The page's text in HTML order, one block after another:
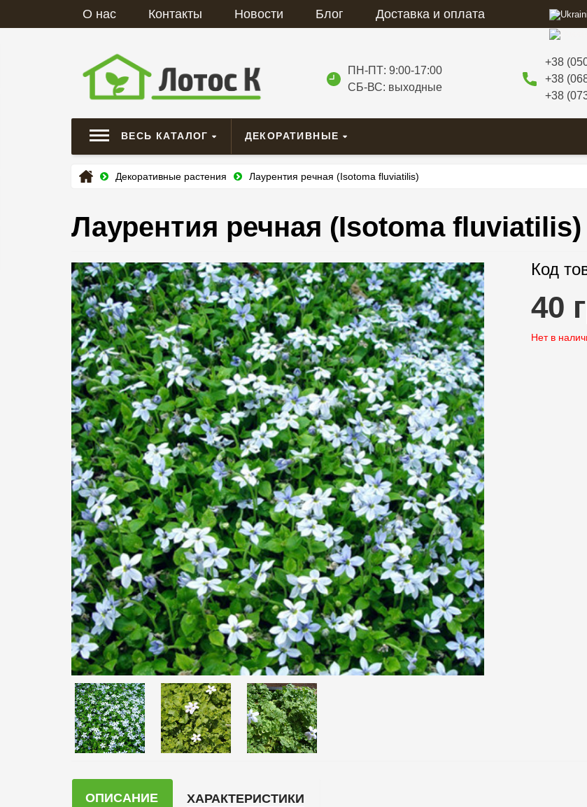
О нас Контакты Новости Блог Доставка и оплата
ПН-ПТ: 9:00-17:00
СБ-ВС: выходные
+38
+38
+38
ВЕСЬ КАТАЛОГ ДЕКОРАТИВНЫЕ
Декоративные растения Лаурентия речная (Isotoma fluviatilis)
Лаурентия речная (Isotoma fluviatilis)
Код
40
Нет в
ОПИСАНИЕ ХАРАКТЕРИСТИКИ